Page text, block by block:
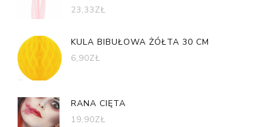
23,33ZŁ
KULA BIBUŁOWA ŻÓŁTA 30 CM
6,90ZŁ
RANA CIĘTA
19,90ZŁ